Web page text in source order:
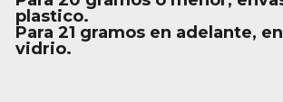
plastico.
Para 21 gramos en adelante,
vidrio.